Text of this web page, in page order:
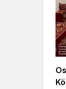
13